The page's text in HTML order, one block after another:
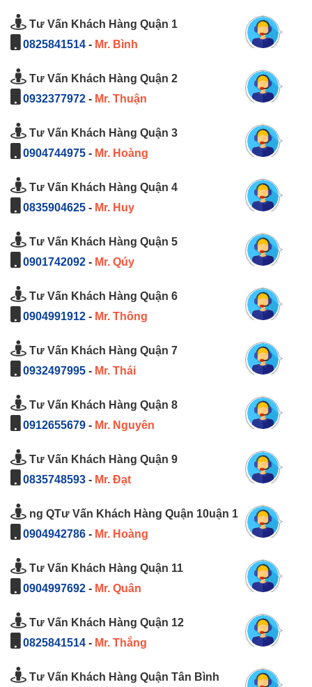
Tư Vấn Khách Hàng Quận 1
0825841514 - Mr. Bình
Tư Vấn Khách Hàng Quận 2
0932377972 - Mr. Thuận
Tư Vấn Khách Hàng Quận 3
0904744975 - Mr. Hoàng
Tư Vấn Khách Hàng Quận 4
0835904625 - Mr. Huy
Tư Vấn Khách Hàng Quận 5
0901742092 - Mr. Qúy
Tư Vấn Khách Hàng Quận 6
0904991912 - Mr. Thông
Tư Vấn Khách Hàng Quận 7
0932497995 - Mr. Thái
Tư Vấn Khách Hàng Quận 8
0912655679 - Mr. Nguyên
Tư Vấn Khách Hàng Quận 9
0835748593 - Mr. Đạt
ng QTư Vấn Khách Hàng Quận 10uận 1
0904942786 - Mr. Hoàng
Tư Vấn Khách Hàng Quận 11
0904997692 - Mr. Quân
Tư Vấn Khách Hàng Quận 12
0825841514 - Mr. Thắng
Tư Vấn Khách Hàng Quận Tân Bình